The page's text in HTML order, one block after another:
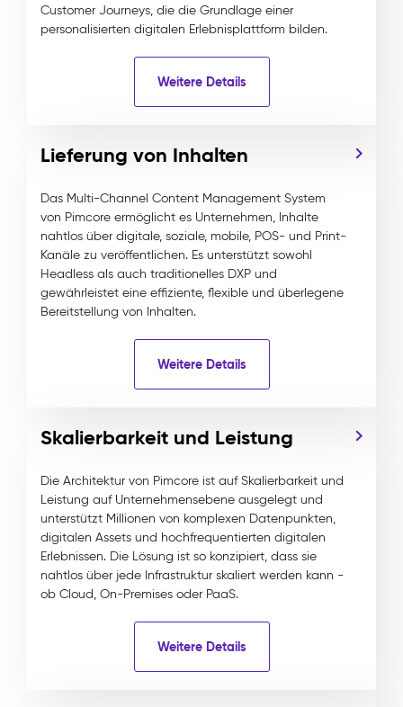
Customer Journeys, die die Grundlage einer
personalisierten digitalen Erlebnisplattform bilden.
Weitere Details
Lieferung von Inhalten
Das Multi-Channel Content Management System
von Pimcore ermöglicht es Unternehmen, Inhalte
nahtlos über digitale, soziale, mobile, POS- und Print-
Kanäle zu veröffentlichen. Es unterstützt sowohl
Headless als auch traditionelles DXP und
gewährleistet eine effiziente, flexible und überlegene
Bereitstellung von Inhalten.
Weitere Details
Skalierbarkeit und Leistung
Die Architektur von Pimcore ist auf Skalierbarkeit und
Leistung auf Unternehmensebene ausgelegt und
unterstützt Millionen von komplexen Datenpunkten,
digitalen Assets und hochfrequentierten digitalen
Erlebnissen. Die Lösung ist so konzipiert, dass sie
nahtlos über jede Infrastruktur skaliert werden kann -
ob Cloud, On-Premises oder PaaS.
Weitere Details